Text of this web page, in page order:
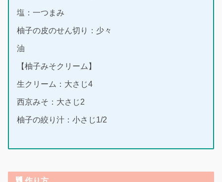
塩：一つまみ
柚子の皮のせん切り：少々
油
【柚子みそクリーム】
生クリーム：大さじ4
西京みそ：大さじ2
柚子の絞り汁：小さじ1/2